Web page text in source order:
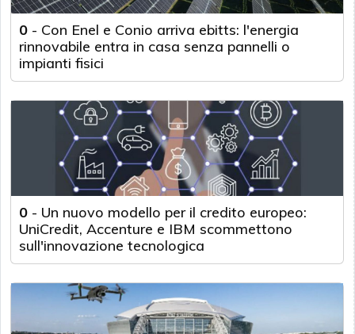
0 - Con Enel e Conio arriva ebitts: l'energia
rinnovabile entra in casa senza pannelli o
impianti fisici
0 - Un nuovo modello per il credito europeo:
UniCredit, Accenture e IBM scommettono
sull'innovazione tecnologica